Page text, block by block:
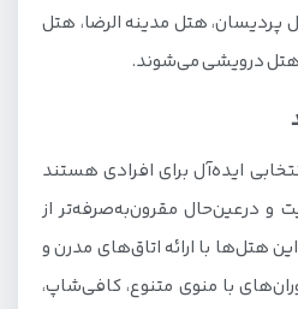
هتل مدینه الرضا، هتل
انتخابی ایده‌آل برای افرادی هستند
و درعین‌حال مقرون‌به‌صرفه‌تر از
این هتل‌ها با ارائه اتاق‌های مدرن و
با منوی متنوع، کافی‌شاپ،